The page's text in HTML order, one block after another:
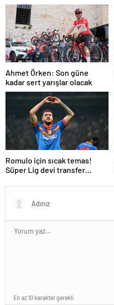
Ahmet Örken: Son güne
kadar sert yarışlar olacak
Romulo için sıcak temas!
Süper Lig devi transfer
En az 10 karakter gerekli